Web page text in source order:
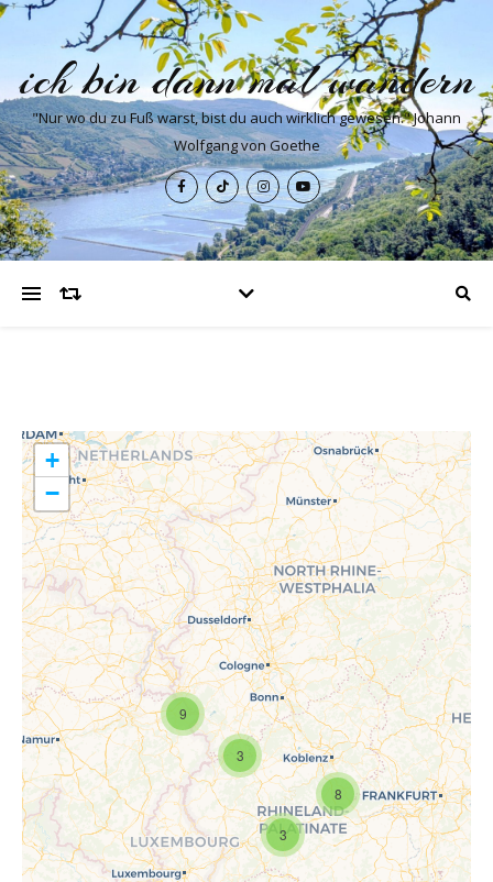
ich bin dann mal wandern
"Nur wo du zu Fuß warst, bist du auch wirklich gewesen." Johann
Wolfgang von Goethe
Travelers' Map wird geladen …
Wenn du dies siehst, nachdem
deine Seite vollständig geladen
wurde, fehlen leafletJS-Dateien.
3
8
3
9
+
−